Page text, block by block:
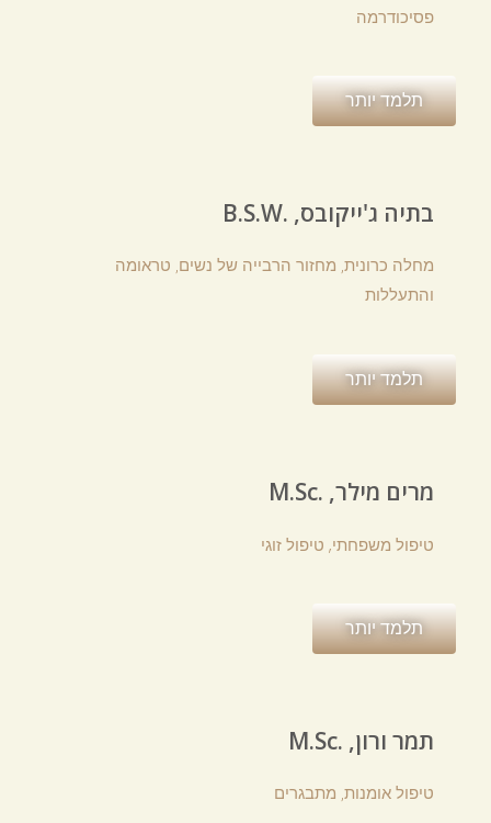
פסיכודרמה
תלמד יותר
B.S.W. ,בתיה ג'ייקובס
מחלה כרונית, מחזור הרבייה של נשים, טראומה
והתעללות
תלמד יותר
M.Sc. ,מרים מילר
טיפול משפחתי, טיפול זוגי
תלמד יותר
M.Sc. ,תמר ורון
טיפול אומנות, מתבגרים